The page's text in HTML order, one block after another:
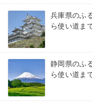
兵庫県のふ
ら使い道ま
静岡県のふ
ら使い道ま